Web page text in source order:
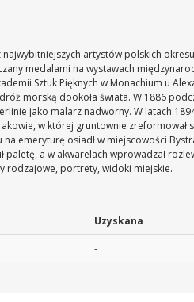
artystów polskich
medalami na wystawach
Sztuk Pięknych w Monachium u
morską dookoła świata. W 1886
jako malarz nadworny. W latach
w której gruntownie zreformował
emeryturę osiadł w miejscowości
a w akwarelach wprowadzał
rodzajowe, portrety, widoki miejskie.
Uzyskana
-